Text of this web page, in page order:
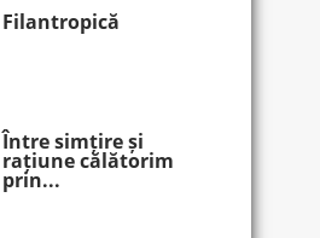
Filantropică
Între simțire și
rațiune călătorim
prin...